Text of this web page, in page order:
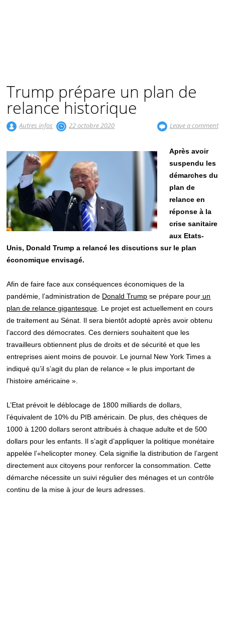
Trump prépare un plan de
relance historique
Autres infos 22 octobre 2020 Leave a comment
Après avoir
suspendu les
démarches du
plan de
relance en
réponse à la
crise sanitaire
aux Etats-
Unis, Donald Trump a relancé les discutions sur le plan
économique envisagé.
Afin de faire face aux conséquences économiques de la
pandémie, l’administration de Donald Trump se prépare pour un
plan de relance gigantesque . Le projet est actuellement en cours
de traitement au Sénat. Il sera bientôt adopté après avoir obtenu
l’accord des démocrates. Ces derniers souhaitent que les
travailleurs obtiennent plus de droits et de sécurité et que les
entreprises aient moins de pouvoir. Le journal New York Times a
indiqué qu’il s’agit du plan de relance « le plus important de
l’histoire américaine ».
L’Etat prévoit le déblocage de 1800 milliards de dollars,
l’équivalent de 10% du PIB américain. De plus, des chèques de
1000 à 1200 dollars seront attribués à chaque adulte et de 500
dollars pour les enfants. Il s’agit d’appliquer la politique monétaire
appelée l’«helicopter money. Cela signifie la distribution de l’argent
directement aux citoyens pour renforcer la consommation. Cette
démarche nécessite un suivi régulier des ménages et un contrôle
continu de la mise à jour de leurs adresses.